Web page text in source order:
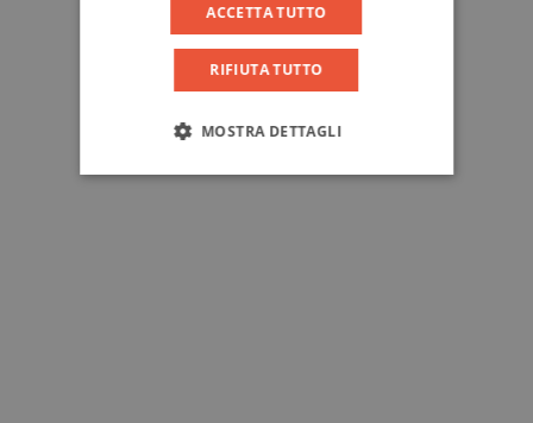
ACCETTA TUTTO
RIFIUTA TUTTO
MOSTRA DETTAGLI